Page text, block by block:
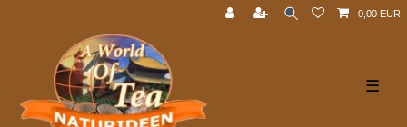
0,00 EUR
☰